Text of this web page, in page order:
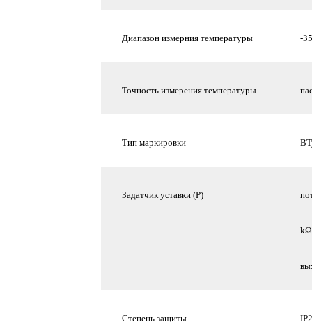
Диапазон измерния температуры -
Точность измерения температуры
Тип маркировки
Задатчик уставки (P)
kΩ
Степень защиты